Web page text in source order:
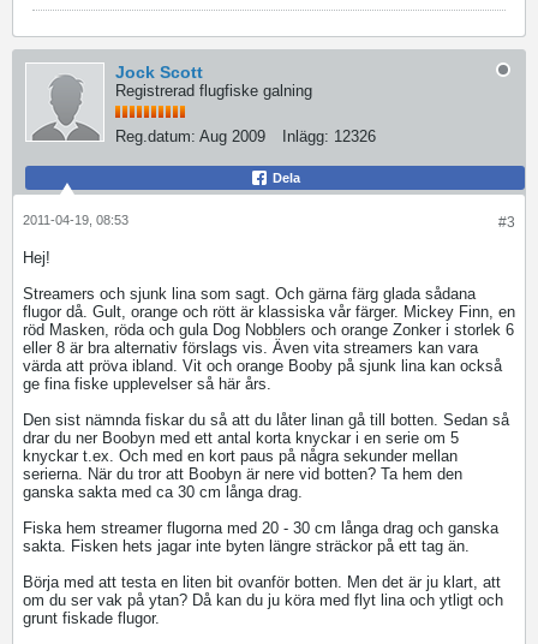
Jock Scott
Registrerad flugfiske galning
Reg.datum: Aug 2009 Inlägg: 12326
Dela
#3
2011-04-19, 08:53
Hej!
Streamers och sjunk lina som sagt. Och gärna färg glada sådana
flugor då. Gult, orange och rött är klassiska vår färger. Mickey Finn, en
röd Masken, röda och gula Dog Nobblers och orange Zonker i storlek 6
eller 8 är bra alternativ förslags vis. Även vita streamers kan vara
värda att pröva ibland. Vit och orange Booby på sjunk lina kan också
ge fina fiske upplevelser så här års.
Den sist nämnda fiskar du så att du låter linan gå till botten. Sedan så
drar du ner Boobyn med ett antal korta knyckar i en serie om 5
knyckar t.ex. Och med en kort paus på några sekunder mellan
serierna. När du tror att Boobyn är nere vid botten? Ta hem den
ganska sakta med ca 30 cm långa drag.
Fiska hem streamer flugorna med 20 - 30 cm långa drag och ganska
sakta. Fisken hets jagar inte byten längre sträckor på ett tag än.
Börja med att testa en liten bit ovanför botten. Men det är ju klart, att
om du ser vak på ytan? Då kan du ju köra med flyt lina och ytligt och
grunt fiskade flugor.